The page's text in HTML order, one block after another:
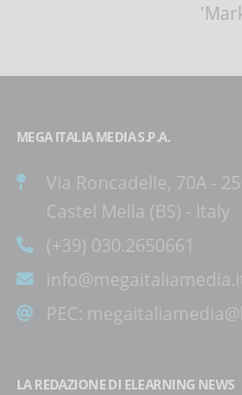
MEGA ITALIA MEDIA S.P.A.
Via Roncadelle, 70A -
Castel Mella (BS) - Italy
(+39) 030.2650661
PEC:
LA REDAZIONE DI ELEARNING NEWS